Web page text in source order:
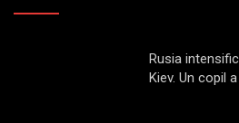
Rusia
Kiev. Un copil